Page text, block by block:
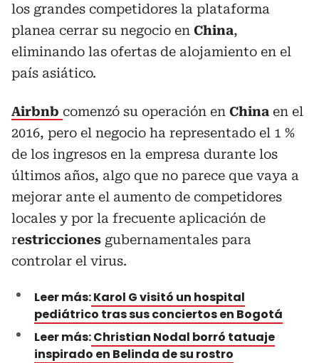
los grandes competidores la plataforma
planea cerrar su negocio en China,
eliminando las ofertas de alojamiento en el
país asiático.
Airbnb comenzó su operación en China en el
2016, pero el negocio ha representado el 1 %
de los ingresos en la empresa durante los
últimos años, algo que no parece que vaya a
mejorar ante el aumento de competidores
locales y por la frecuente aplicación de
restricciones gubernamentales para
controlar el virus.
Leer más:Karol G visitó un hospital
pediátrico tras sus conciertos en Bogotá
Leer más:Christian Nodal borró tatuaje
inspirado en Belinda de su rostro